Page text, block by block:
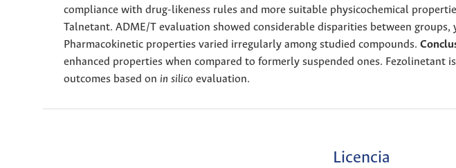
compliance with drug-likeness rules and more suitable physicochemical
Talnetant. ADME/T evaluation showed considerable disparities between
Pharmacokinetic properties varied irregularly among studied compounds.
enhanced properties when compared to formerly suspended ones. Fezolinetant
outcomes based on in silico evaluation.
Licencia